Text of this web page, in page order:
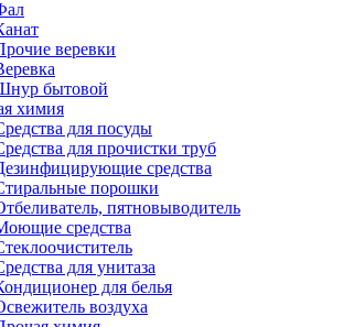
веревки
бытовой
химия
для посуды
для прочистки труб
средства
порошки
пятновыводитель
средства
для унитаза
для белья
воздуха